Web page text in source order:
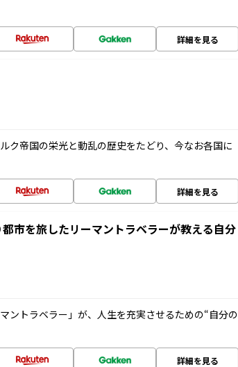
詳細を見る
ク帝国の栄光と動乱の歴史をたどり、今なお各国に
詳細を見る
市を旅したリーマントラベラーが教える自分
ントラベラー」が、人生を充実させるための“自分の
詳細を見る